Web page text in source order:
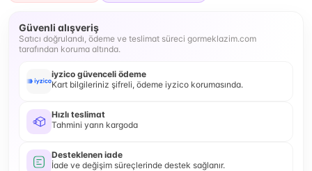
Güvenli alışveriş
Satıcı doğrulandı, ödeme ve teslimat süreci gormeklazim.com
tarafından koruma altında.
iyzico güvenceli ödeme
Kart bilgileriniz şifreli, ödeme iyzico korumasında.
Hızlı teslimat
Tahmini yarın kargoda
Desteklenen iade
İade ve değişim süreçlerinde destek sağlanır.